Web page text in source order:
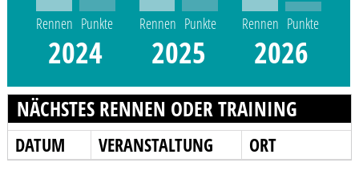
Rennen Punkte
2024
Rennen Punkte
2025
Rennen Punkte
2026
NÄCHSTES RENNEN ODER TRAINING
DATUM VERANSTALTUNG ORT